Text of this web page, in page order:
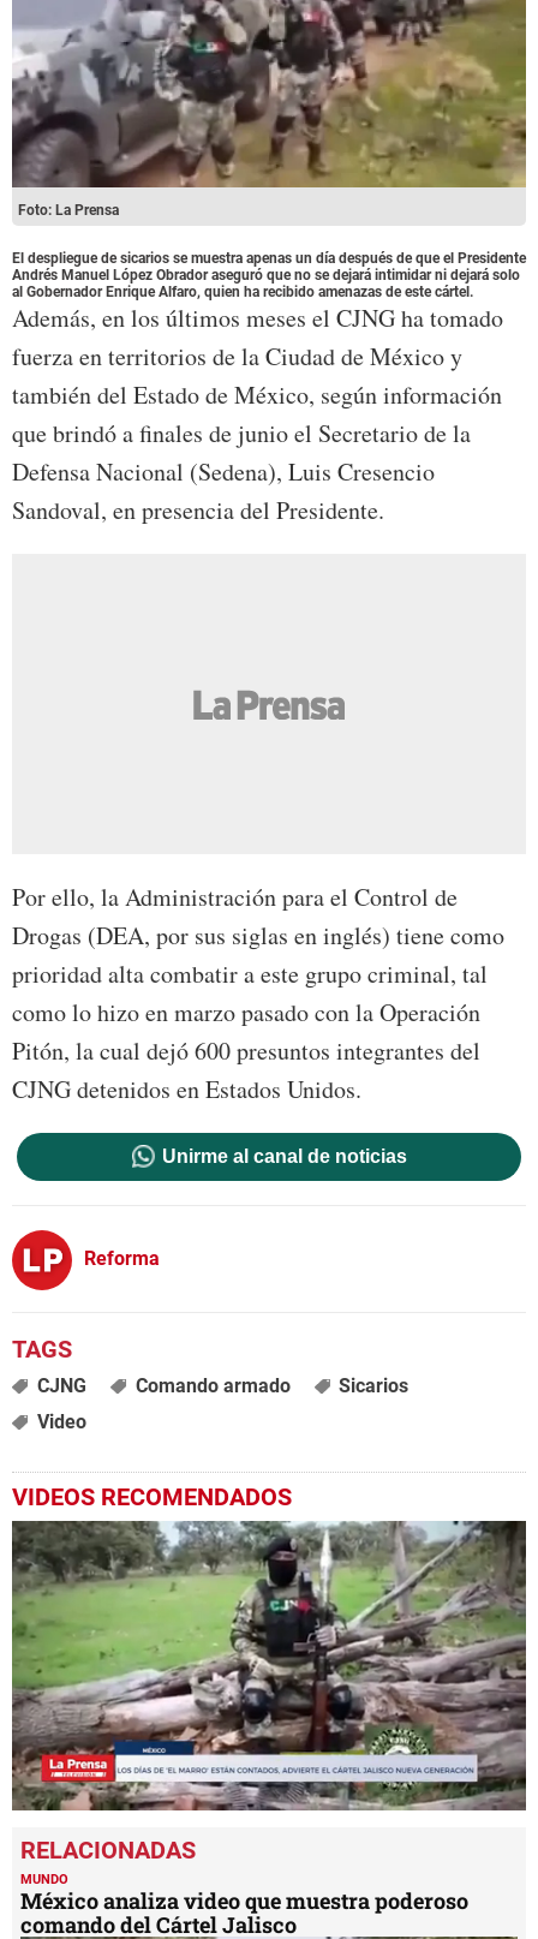
Foto: La Prensa
El despliegue de sicarios se muestra apenas un día después de que el Presidente
Andrés Manuel López Obrador aseguró que no se dejará intimidar ni dejará solo
al Gobernador Enrique Alfaro, quien ha recibido amenazas de este cártel.
Además, en los últimos meses el CJNG ha tomado
fuerza en territorios de la Ciudad de México y
también del Estado de México, según información
que brindó a finales de junio el Secretario de la
Defensa Nacional (Sedena), Luis Cresencio
Sandoval, en presencia del Presidente.
Por ello, la Administración para el Control de
Drogas (DEA, por sus siglas en inglés) tiene como
prioridad alta combatir a este grupo criminal, tal
como lo hizo en marzo pasado con la Operación
Pitón, la cual dejó 600 presuntos integrantes del
CJNG detenidos en Estados Unidos.
Unirme al canal de noticias
Reforma
CJNG Comando armado
Sicarios
Video
VIDEOS RECOMENDADOS
seconds
of
1
minute,
25
seconds
MUNDO
México analiza video que muestra poderoso
comando del Cártel Jalisco